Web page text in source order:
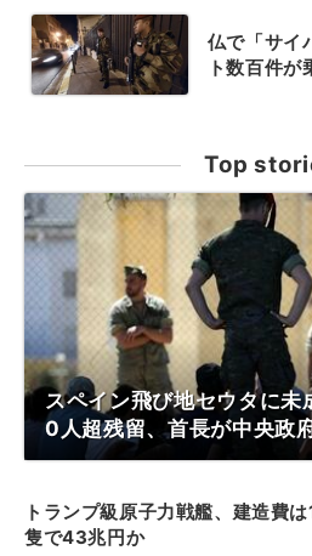
仏で「サイ
ト数百件が
Top
スペイン飛び地セウタに
0人超残留、首長が中央政
トランプ級原子力戦艦、建造費
隻で43兆円か